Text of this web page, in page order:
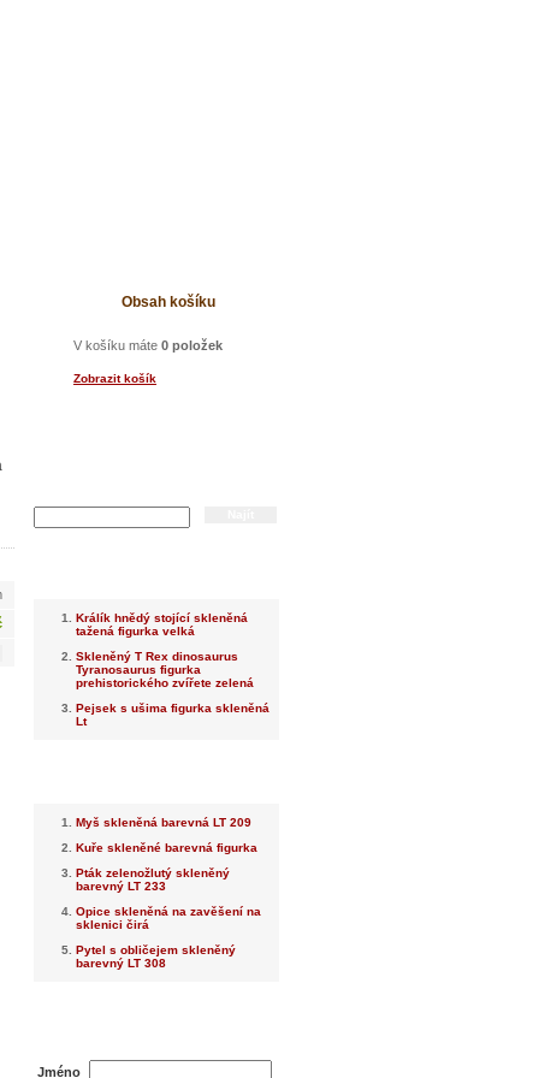
Obsah košíku
V košíku máte 0 položek
Zobrazit košík
Králík hnědý stojící skleněná
tažená figurka velká
Skleněný T Rex dinosaurus
Tyranosaurus figurka
prehistorického zvířete zelená
Pejsek s ušima figurka skleněná
Lt
Myš skleněná barevná LT 209
Kuře skleněné barevná figurka
Pták zelenožlutý skleněný
barevný LT 233
Opice skleněná na zavěšení na
sklenici čirá
Pytel s obličejem skleněný
barevný LT 308
Jméno